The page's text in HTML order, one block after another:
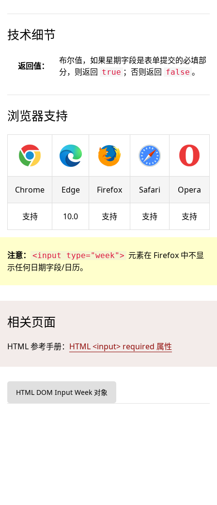
技术细节
返回值：
布尔值，如果星期字段是表单提交的必填部
分，则返回 true ；否则返回 false 。
浏览器支持
Chrome Edge Firefox Safari Opera
支持 10.0 支持 支持 支持
注意： <input type="week"> 元素在 Firefox 中不显
示任何日期字段/日历。
相关页面
HTML 参考手册： HTML <input> required 属性
HTML DOM Input Week 对象